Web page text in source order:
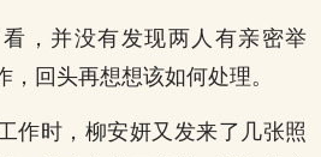
，并没有发现两人有亲密举
回头再想想该如何处理。
作时，柳安妍又发来了几张照